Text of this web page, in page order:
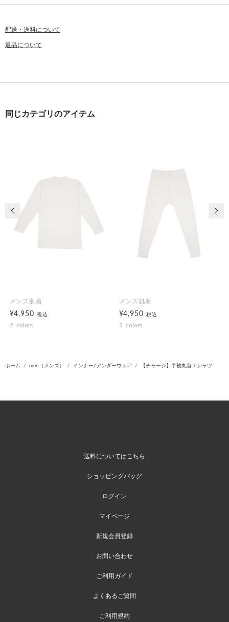
配送・送料について
返品について
同じカテゴリのアイテム
メンズ肌着
¥4,950税込
2 colors
メンズ肌着
¥4,950税込
2 colors
前の画像
ホーム men（メンズ） インナー/アンダーウェア 【チャージ】半袖丸首Ｔシャツ
送料についてはこちら
ショッピングバッグ
ログイン
マイページ
新規会員登録
お問い合わせ
ご利用ガイド
よくあるご質問
ご利用規約